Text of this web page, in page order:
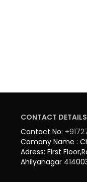
CONTACT DETAILS
Contact No:
Comany Name :
Adress: First
Ahilyanagar